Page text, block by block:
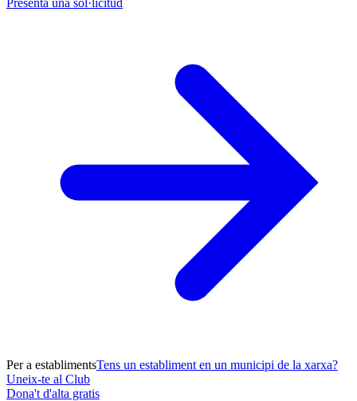
Per a establimentsTens un establiment en un municipi de la xarxa?
Uneix-te al Club
Dona't d'alta gratis